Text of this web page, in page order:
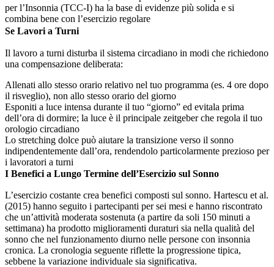
per l’Insonnia (TCC-I) ha la base di evidenze più solida e si
combina bene con l’esercizio regolare
Se Lavori a Turni
Il lavoro a turni disturba il sistema circadiano in modi che richiedono
una compensazione deliberata:
Allenati allo stesso orario relativo nel tuo programma (es. 4 ore dopo
il risveglio), non allo stesso orario del giorno
Esponiti a luce intensa durante il tuo “giorno” ed evitala prima
dell’ora di dormire; la luce è il principale zeitgeber che regola il tuo
orologio circadiano
Lo stretching dolce può aiutare la transizione verso il sonno
indipendentemente dall’ora, rendendolo particolarmente prezioso per
i lavoratori a turni
I Benefici a Lungo Termine dell’Esercizio sul Sonno
L’esercizio costante crea benefici composti sul sonno. Hartescu et al.
(2015) hanno seguito i partecipanti per sei mesi e hanno riscontrato
che un’attività moderata sostenuta (a partire da soli 150 minuti a
settimana) ha prodotto miglioramenti duraturi sia nella qualità del
sonno che nel funzionamento diurno nelle persone con insonnia
cronica. La cronologia seguente riflette la progressione tipica,
sebbene la variazione individuale sia significativa.